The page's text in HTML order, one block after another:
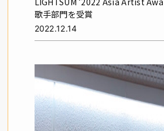
歌手部門を受賞
2022.12.14